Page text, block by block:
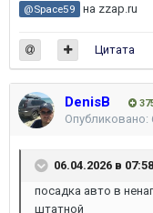
@Space59 на zzap.ru
Цитата
DenisB
Опубликовано:
06.04.2026 в
посадка авто в
штатной